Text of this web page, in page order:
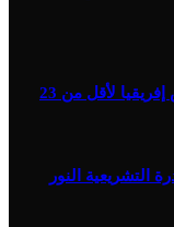
لأقل من 23
التشريعية النور